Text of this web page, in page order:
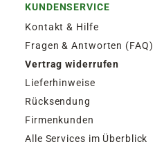
KUNDENSERVICE
Kontakt & Hilfe
Fragen & Antworten (FAQ)
Vertrag widerrufen
Lieferhinweise
Rücksendung
Firmenkunden
Alle Services im Überblick